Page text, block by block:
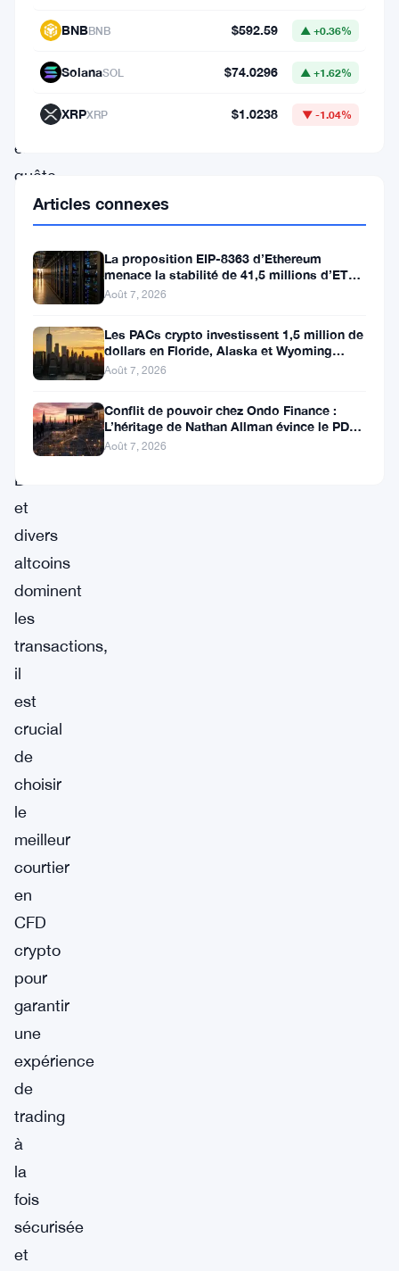
nombre
d’investisseurs
en
quête
courtiers
fiables
une
Bitcoin,
Ethereum
et
divers
altcoins
dominent
les
transactions,
il
est
crucial
de
choisir
le
meilleur
courtier
en
CFD
crypto
pour
garantir
une
expérience
de
trading
à
la
fois
sécurisée
et
BNBBNB $592.59 ▲ +0.36%
SolanaSOL $74.0296 ▲ +1.62%
XRPXRP $1.0238 ▼ -1.04%
Articles connexes
La proposition EIP-8363 d’Ethereum
menace la stabilité de 41,5 millions d’ETH
stakés et de la DeFi
Août 7, 2026
Les PACs crypto investissent 1,5 million de
dollars en Floride, Alaska et Wyoming
après un revers au Michigan
Août 7, 2026
Conflit de pouvoir chez Ondo Finance :
L’héritage de Nathan Allman évince le PDG
Ian De Bode le 24 juillet
Août 7, 2026